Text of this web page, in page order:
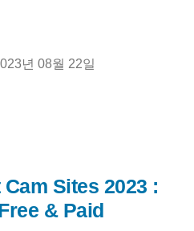
년 08월 22일
Sites 2023 :
& Paid